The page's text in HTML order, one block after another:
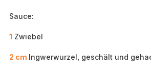
Sauce:
1 Zwiebel
2 cm Ingwerwurzel, geschält und